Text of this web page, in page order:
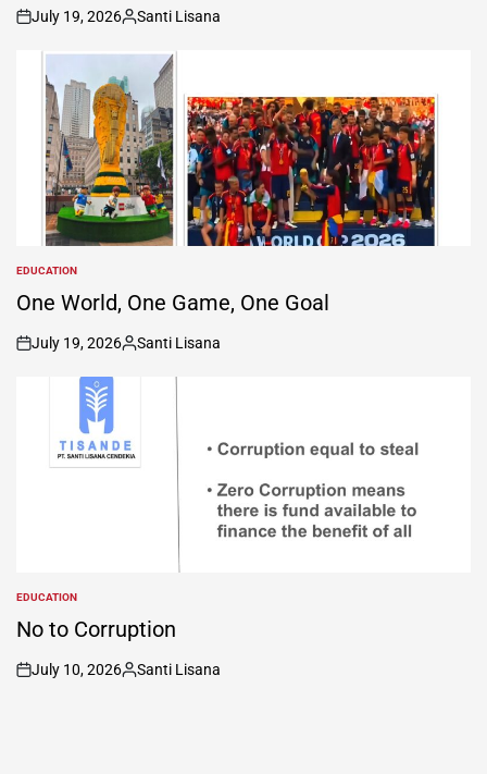
on
July 19, 2026
Posted
Santi Lisana
POSTED
IN
EDUCATION
One World, One Game, One Goal
on
July 19, 2026
Posted
Santi Lisana
POSTED
IN
EDUCATION
No to Corruption
on
July 10, 2026
Posted
Santi Lisana